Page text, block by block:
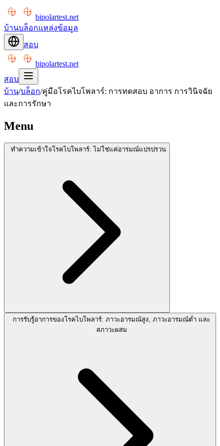
bipolartest.net
บ้านบล็อกแหล่งข้อมูล
สอบ
bipolartest.net
สอบ
บ้าน/บล็อก/คู่มือโรคไบโพลาร์: การทดสอบ อาการ การวินิจฉัย
และการรักษา
Menu
ทำความเข้าใจโรคไบโพลาร์: ไม่ใช่แค่อารมณ์แปรปรวน
การรับรู้อาการของโรคไบโพลาร์: ภาวะอารมณ์สูง, ภาวะอารมณ์ต่ำ และ
สภาวะผสม